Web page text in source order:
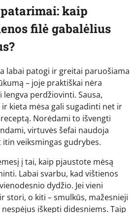
kaip
filė gabalėlius
labai patogi ir greitai paruošiama
– joje praktiškai nėra
perdžiovinti. Sausa,
kieta mėsa gali sugadinti net ir
Norėdami to išvengti
virtuvės šefai naudoja
veiksmingas gudrybes.
į tai, kaip pjaustote mėsą
Labai svarbu, kad vištienos
dydžio. Jei vieni
stori, o kiti – smulkūs, mažesnieji
iškepti didesniems. Taip